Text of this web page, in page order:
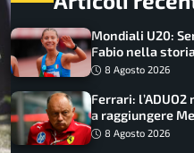
Mondiali U20:
Fabio nella
dominio totale
8 Agosto 2026
Ferrari:
a raggiungere
novità per la
8 Agosto 2026